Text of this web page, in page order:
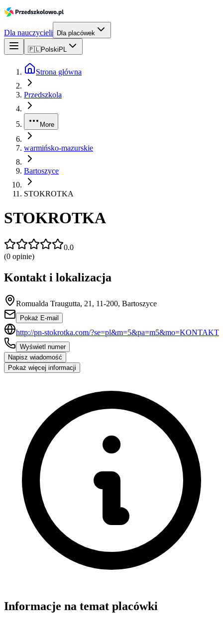
Dla nauczycieli Dla placówek
🇵🇱Polski PL
Strona główna
Przedszkola
More
warmińsko-mazurskie
Bartoszyce
STOKROTKA
STOKROTKA
0.0
(0 opinie)
Kontakt i lokalizacja
Romualda Traugutta, 21, 11-200, Bartoszyce
Pokaż E-mail
http://pn-stokrotka.com/?se=pl&m=5&pa=m5&mo=KONTAKT
Wyświetl numer
Napisz wiadomość
Pokaż więcej informacji
Informacje na temat placówki